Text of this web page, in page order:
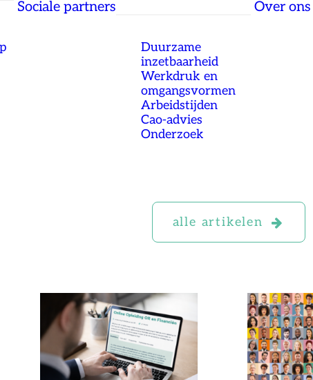
Sociale partners
Duurzame
inzetbaarheid
Werkdruk en
omgangsvormen
Arbeidstijden
Cao-advies
Onderzoek
Over ons
alle artikelen